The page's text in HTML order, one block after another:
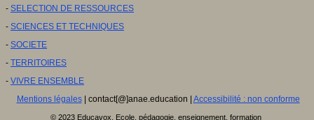
- SELECTION DE RESSOURCES
- SCIENCES ET TECHNIQUES
- SOCIETE
- TERRITOIRES
- VIVRE ENSEMBLE
Mentions légales| contact[@]anae.education | Accessibilité : non conforme
© 2023 Educavox, Ecole, pédagogie, enseignement, formation